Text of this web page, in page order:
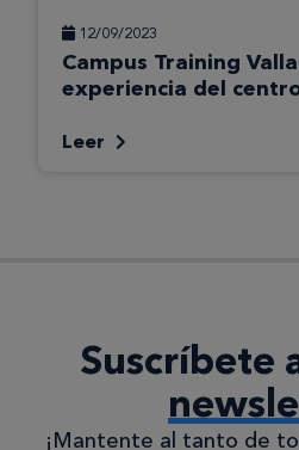
12/09/2023
Campus Training
experiencia del
Leer
Suscríbete
¡Mantente al tanto de